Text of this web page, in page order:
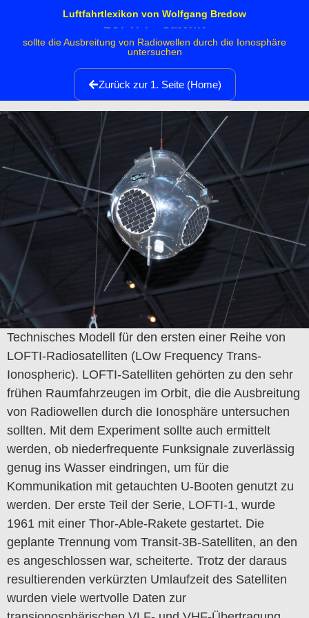
Luftfahrtlexikon von Wolfgang Bredow
LOFTI-I - Satellit
sollte die Ausbreitung von Radiowellen durch die Ionosphäre
untersuchen
Zurück zur 1. Seite (Home)
Technisches Modell für den ersten einer Reihe von
LOFTI-Radiosatelliten (LOw Frequency Trans-
Ionospheric). LOFTI-Satelliten gehörten zu den sehr
frühen Raumfahrzeugen im Orbit, die die Ausbreitung
von Radiowellen durch die Ionosphäre untersuchen
sollten. Mit dem Experiment sollte auch ermittelt
werden, ob niederfrequente Funksignale zuverlässig
genug ins Wasser eindringen, um für die
Kommunikation mit getauchten U-Booten genutzt zu
werden. Der erste Teil der Serie, LOFTI-1, wurde
1961 mit einer Thor-Able-Rakete gestartet. Die
geplante Trennung vom Transit-3B-Satelliten, an den
es angeschlossen war, scheiterte. Trotz der daraus
resultierenden verkürzten Umlaufzeit des Satelliten
wurden viele wertvolle Daten zur